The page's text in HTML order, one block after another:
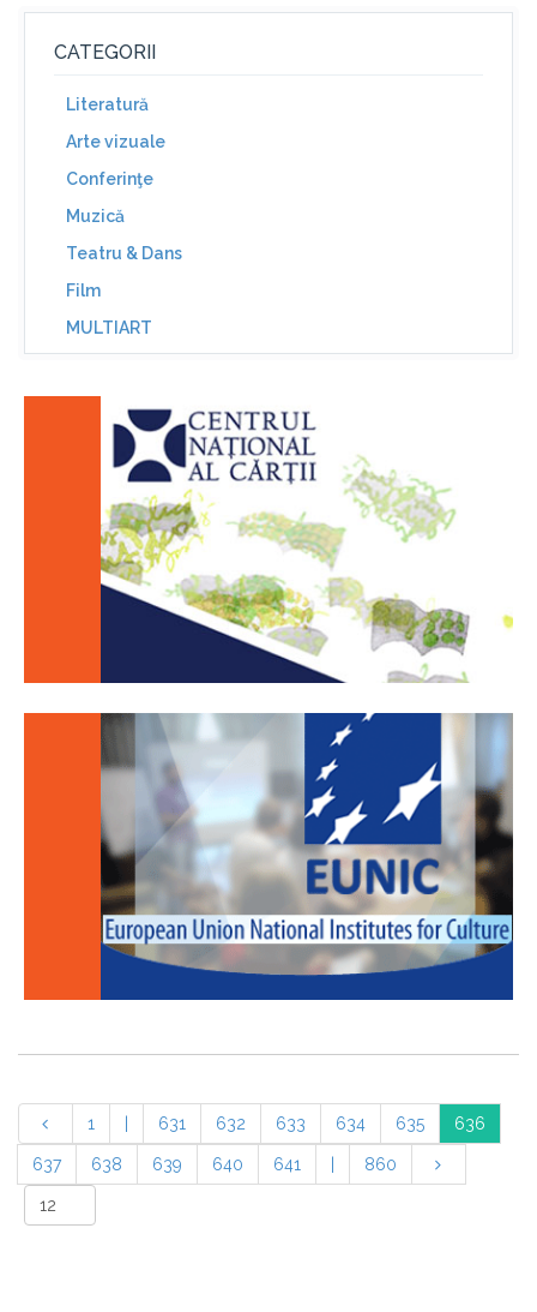
CATEGORII
Literatură
Arte vizuale
Conferinţe
Muzică
Teatru & Dans
Film
MULTIART
1 631 632 633 634 635 636
637 638 639 640 641 860